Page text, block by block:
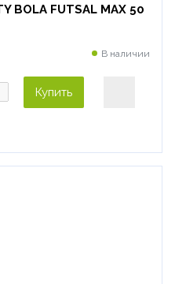
BOLA FUTSAL MAX 50
В наличии
Купить